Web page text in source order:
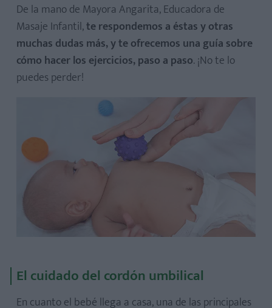
De la mano de Mayora Angarita, Educadora de
Masaje Infantil,te respondemos a éstas y otras
muchas dudas más, y te ofrecemos una guía sobre
cómo hacer los ejercicios, paso a paso. ¡No te lo
puedes perder!
El cuidado del cordón umbilical
En cuanto el bebé llega a casa, una de las principales